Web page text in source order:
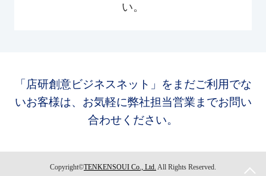
い。
「店研創意ビジネスネット」をまだご利用でな
いお客様は、お気軽に弊社担当営業までお問い
合わせください。
Copyright©TENKENSOUI Co., Ltd. All Rights Reserved.